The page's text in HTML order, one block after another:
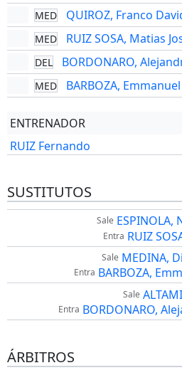
MED QUIROZ, Franco
MED RUIZ SOSA, Matias
DEL BORDONARO,
MED BARBOZA,
ENTRENADOR
RUIZ Fernando
SUSTITUTOS
Sale ESPINOLA,
Entra RUIZ
Sale MEDINA,
Entra BARBOZA,
Sale
Entra BORDONARO,
ÁRBITROS